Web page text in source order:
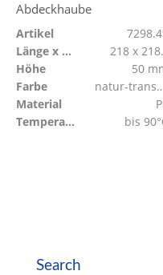
Abdeckhaube
Artikel
Länge x Breite
Höhe
50
Farbe
natur-
Material
Temperaturbeständig
bis
Search